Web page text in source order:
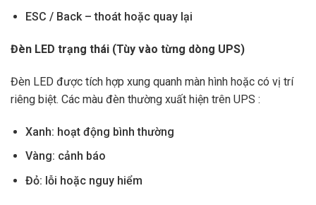
ESC / Back – thoát hoặc quay lại
Đèn LED trạng thái (Tùy vào từng dòng UPS)
Đèn LED được tích hợp xung quanh màn hình hoặc có vị trí
riêng biệt. Các màu đèn thường xuất hiện trên UPS :
Xanh: hoạt động bình thường
Vàng: cảnh báo
Đỏ: lỗi hoặc nguy hiểm